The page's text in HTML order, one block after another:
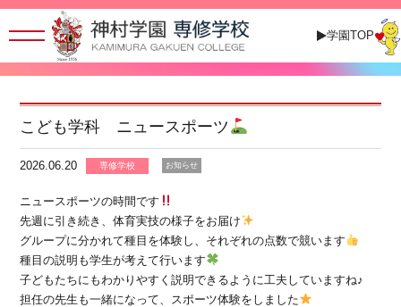
学園TOP
こども学科 ニュースポーツ
2026.06.20 専修学校 お知らせ
ニュースポーツの時間です
先週に引き続き、体育実技の様子をお届け
グループに分かれて種目を体験し、それぞれの点数で競います
種目の説明も学生が考えて行います
子どもたちにもわかりやすく説明できるように工夫していますね♪
担任の先生も一緒になって、スポーツ体験をしました